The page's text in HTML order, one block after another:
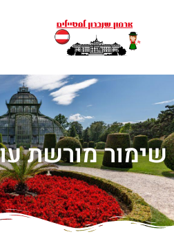
שימור מורשת